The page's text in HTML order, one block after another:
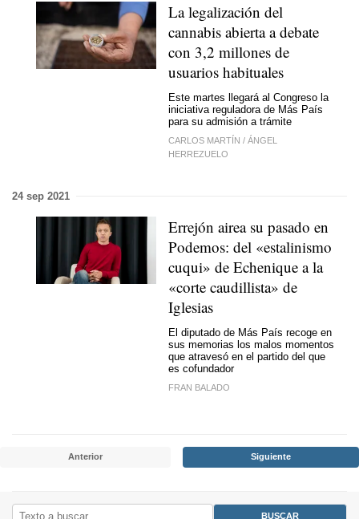
La legalización del
cannabis abierta a debate
con 3,2 millones de
usuarios habituales
Este martes llegará al Congreso la
iniciativa reguladora de Más País
para su admisión a trámite
CARLOS MARTÍN / ÁNGEL
HERREZUELO
24 sep 2021
Errejón airea su pasado en
Podemos: del «estalinismo
cuqui» de Echenique a la
«corte caudillista» de
Iglesias
El diputado de Más País recoge en
sus memorias los malos momentos
que atravesó en el partido del que
es cofundador
FRAN BALADO
Anterior Siguiente